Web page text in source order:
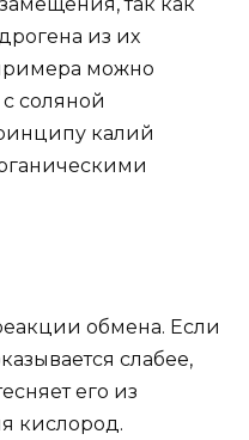
из их
можно
соляной
калий
обмена. Если
слабее,
его из
кислород.